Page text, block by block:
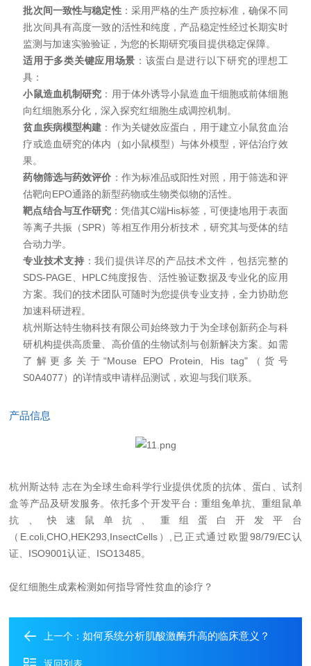
批次间一致性与稳定性：采用严格的生产质控标准，确保不同
批次间具有高度一致的活性和纯度，产品稳定性经过长期实时
监测与加速实验验证，为您的长期研究项目提供稳定保障。
适用于多类关键应用场景 ：该蛋白是进行以下研究的理想工
具：
小鼠造血机制研究 ：用于体外诱导小鼠造血干细胞或前体细胞
向红细胞系分化，深入探究红细胞生成调控机制。
贫血疾病模型构建 ：作为关键效应蛋白，用于建立小鼠贫血治
疗或造血研究的体内（如小鼠模型）与体外模型，评估治疗效
果。
药物筛选与药效评价 ：作为标准品或阳性对照，用于筛选和评
估靶向EPO通路的新型药物或生物类似物的活性。
靶点结合与互作研究：凭借其C端His标签，可便捷地用于表面
等离子共振（SPR）等相互作用分析技术，研究其与受体的结
合动力学。
专业技术支持 ：我们提供详尽的产品技术文件，包括完整的
SDS-PAGE
HPLC纯度报告、活性验证数据及专业化的应用
方案。我们的技术团队可随时为您提供专业支持，全力协助您
加速科研进程。
杭州斯达特生物科技有限公司始终致力于为全球创新药企与科
研机构提供高质量、高价值的生物试剂与创新解决方案。如需
了解更多关于“Mouse EPO Protein, His tag"（货号
S0A4077）的详情或申请样品测试，欢迎与我们联系。
产品信息
杭州斯达特 志在为全球生命科学行业提供优质的抗体、蛋白、试剂
盒等产品及研发服务。依托多个开发平台：重组兔单抗、重组鼠单
抗、快速鼠单抗、重组蛋白开发平台
（E.coli,CHO,HEK293,InsectCells）,已正式通过欧盟98/79/EC认
证、ISO9001认证、ISO13485。
促红细胞生成素检测如何指导肾性贫血的诊疗？
上一个：如何系统分析肌酸激酶升高的临床意义？